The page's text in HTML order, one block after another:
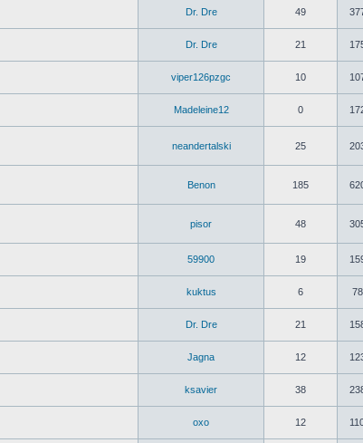
Dr. Dre 49
Dr. Dre 21
viper126pzgc 10
Madeleine12 0
neandertalski 25
Benon 185
pisor 48
59900 19
kuktus 6
Dr. Dre 21
Jagna 12
ksavier 38
oxo 12